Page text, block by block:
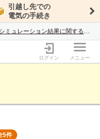
引越し先での
電気の手続き
中東情勢を受けた電気料金シミュレーション結果に関するご案内
ト エネチェンジ
ログイン メニュー
5件